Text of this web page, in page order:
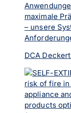
maximale
– unsere
DCA